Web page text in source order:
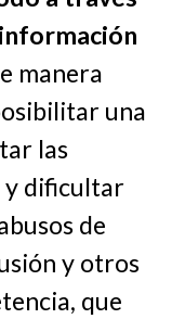
manera
una
las
y dificultar
de
y otros
que